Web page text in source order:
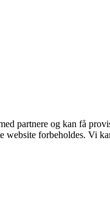
partnere og kan få
forbeholdes. Vi